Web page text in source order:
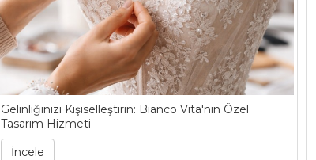
Gelinliğinizi Kişiselleştirin: Bianco Vita'nın Özel
Tasarım Hizmeti
İncele